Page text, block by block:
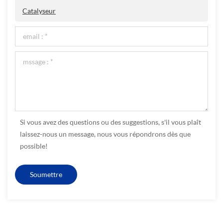
Catalyseur
Si vous avez des questions ou des suggestions, s'il vous plaît
laissez-nous un message, nous vous répondrons dès que
possible!